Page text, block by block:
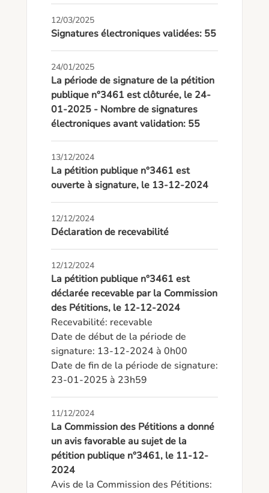
12/03/2025
Signatures électroniques validées: 55
24/01/2025
La période de signature de la pétition
publique n°3461 est clôturée, le 24-
01-2025 - Nombre de signatures
électroniques avant validation: 55
13/12/2024
La pétition publique n°3461 est
ouverte à signature, le 13-12-2024
12/12/2024
Déclaration de recevabilité
12/12/2024
La pétition publique n°3461 est
déclarée recevable par la Commission
des Pétitions, le 12-12-2024
Recevabilité: recevable
Date de début de la période de
signature: 13-12-2024 à 0h00
Date de fin de la période de signature:
23-01-2025 à 23h59
11/12/2024
La Commission des Pétitions a donné
un avis favorable au sujet de la
pétition publique n°3461, le 11-12-
2024
Avis de la Commission des Pétitions: